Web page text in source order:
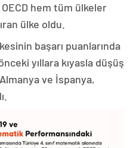
hem tüm ülkeler
ülke oldu.
başarı puanlarında
yıllara kıyasla düşüş
ve İspanya,